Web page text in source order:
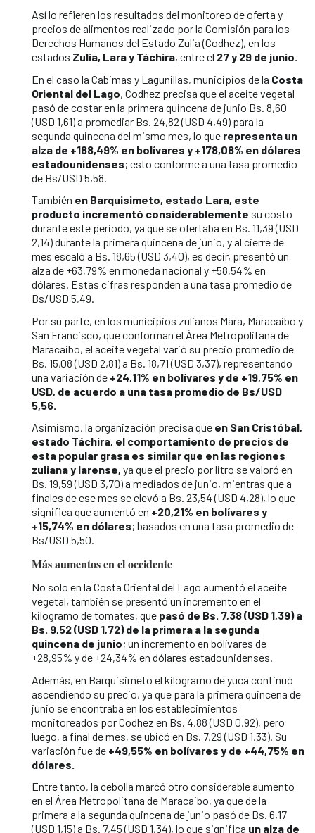
Así lo refieren los resultados del monitoreo de oferta y
precios de alimentos realizado por la Comisión para los
Derechos Humanos del Estado Zulia (Codhez), en los
estados Zulia, Lara y Táchira, entre el 27 y 29 de junio.
En el caso la Cabimas y Lagunillas, municipios de la Costa
Oriental del Lago, Codhez precisa que el aceite vegetal
pasó de costar en la primera quincena de junio Bs. 8,60
(USD 1,61) a promediar Bs. 24,82 (USD 4,49) para la
segunda quincena del mismo mes, lo que representa un
alza de +188,49% en bolívares y +178,08% en dólares
estadounidenses; esto conforme a una tasa promedio
de Bs/USD 5,58.
También en Barquisimeto, estado Lara, este
producto incrementó considerablemente su costo
durante este periodo, ya que se ofertaba en Bs. 11,39 (USD
2,14) durante la primera quincena de junio, y al cierre de
mes escaló a Bs. 18,65 (USD 3,40), es decir, presentó un
alza de +63,79% en moneda nacional y +58,54% en
dólares. Estas cifras responden a una tasa promedio de
Bs/USD 5,49.
Por su parte, en los municipios zulianos Mara, Maracaibo y
San Francisco, que conforman el Área Metropolitana de
Maracaibo, el aceite vegetal varió su precio promedio de
Bs. 15,08 (USD 2,81) a Bs. 18,71 (USD 3,37), representando
una variación de +24,11% en bolívares y de +19,75% en
USD, de acuerdo a una tasa promedio de Bs/USD
5,56.
Asimismo, la organización precisa que en San Cristóbal,
estado Táchira, el comportamiento de precios de
esta popular grasa es similar que en las regiones
zuliana y larense, ya que el precio por litro se valoró en
Bs. 19,59 (USD 3,70) a mediados de junio, mientras que a
finales de ese mes se elevó a Bs. 23,54 (USD 4,28), lo que
significa que aumentó en +20,21% en bolívares y
+15,74% en dólares; basados en una tasa promedio de
Bs/USD 5,50.
Más aumentos en el occidente
No solo en la Costa Oriental del Lago aumentó el aceite
vegetal, también se presentó un incremento en el
kilogramo de tomates, que pasó de Bs. 7,38 (USD 1,39) a
Bs. 9,52 (USD 1,72) de la primera a la segunda
quincena de junio; un incremento en bolívares de
+28,95% y de +24,34% en dólares estadounidenses.
Además, en Barquisimeto el kilogramo de yuca continuó
ascendiendo su precio, ya que para la primera quincena de
junio se encontraba en los establecimientos
monitoreados por Codhez en Bs. 4,88 (USD 0,92), pero
luego, a final de mes, se ubicó en Bs. 7,29 (USD 1,33). Su
variación fue de +49,55% en bolívares y de +44,75% en
dólares.
Entre tanto, la cebolla marcó otro considerable aumento
en el Área Metropolitana de Maracaibo, ya que de la
primera a la segunda quincena de junio pasó de Bs. 6,17
(USD 1,15) a Bs. 7,45 (USD 1,34), lo que significa un alza de